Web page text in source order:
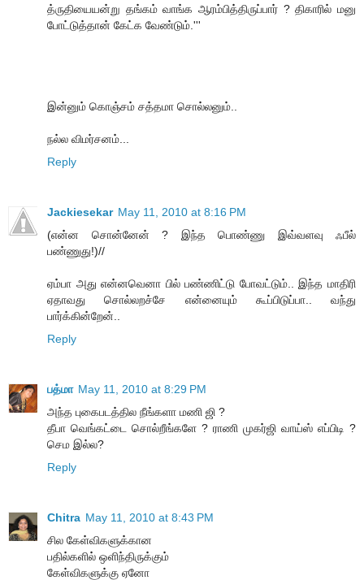
த்ருதியையன்று தங்கம் வாங்க ஆரம்பித்திருப்பார் ? திகாரில் மனு
போட்டுத்தான் கேட்க வேண்டும்.'''
இன்னும் கொஞ்சம் சத்தமா சொல்லனும்..
நல்ல விமர்சனம்...
Reply
Jackiesekar May 11, 2010 at 8:16 PM
(என்ன சொன்னேன் ? இந்த பொண்ணு இவ்வளவு ஃபீல்
பண்ணுது!)//
ஏம்பா அது என்னவெனா பில் பண்ணிட்டு போவட்டும்.. இந்த மாதிரி
ஏதாவது சொல்லறச்சே என்னையும் கூப்பிடுப்பா.. வந்து
பார்க்கின்றேன்..
Reply
பத்மா May 11, 2010 at 8:29 PM
அந்த புகைபடத்தில நீங்களா மணி ஜி ?
தீபா வெங்கட்டை சொல்றீங்களே ? ராணி முகர்ஜி வாய்ஸ் எப்பிடி ?
செம இல்ல?
Reply
Chitra May 11, 2010 at 8:43 PM
சில கேள்விகளுக்கான
பதில்களில் ஒளிந்திருக்கும்
கேள்விகளுக்கு ஏனோ